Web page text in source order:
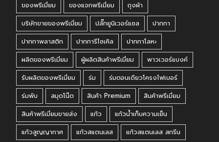
ของพรีเมี่ยม
ของแจกพรีเมี่ยม
ถุงผ้า
บริษัทขายของพรีเมี่ยม
ปลั๊กยูนิเวอร์แซล
ปากกา
ปากกาพลาสติก
ปากการีไซเคิล
ปากกาโลหะ
ผลิตของพรีเมี่ยม
ผู้ผลิตสินค้าพรีเมี่ยม
พาวเวอร์แบงค์
รับผลิตของพรีเมี่ยม
ร่ม
ร่มตอนเดียวโครงไฟเบอร์
ร่มพับ
สมุดโน๊ต สินค้า Premium
สินค้าพรีเมี่ยม
สินค้าพรีเมี่ยมขายส่ง
แก้ว
แก้วน้ำเก็บความเย็น
แก้วสูญญากาศ
แก้วสแตนเลส
แก้วสแตนเลส สกรีน